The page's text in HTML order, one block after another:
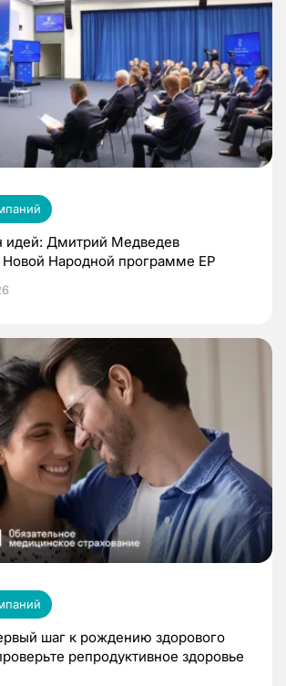
идей: Дмитрий Медведев
Новой Народной программе ЕР
шаг к рождению здорового
репродуктивное здоровье